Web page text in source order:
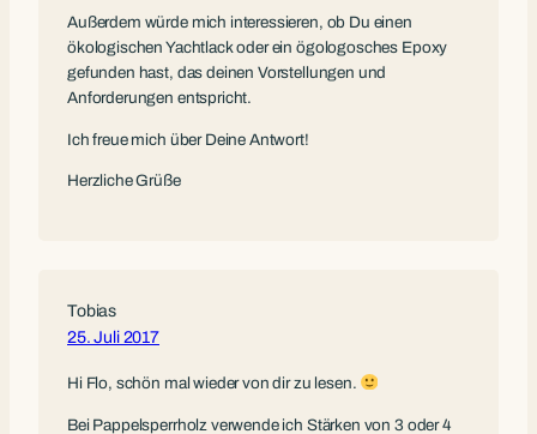
Außerdem würde mich interessieren, ob Du einen
ökologischen Yachtlack oder ein ögologosches Epoxy
gefunden hast, das deinen Vorstellungen und
Anforderungen entspricht.
Ich freue mich über Deine Antwort!
Herzliche Grüße
Tobias
25. Juli 2017
Hi Flo, schön mal wieder von dir zu lesen.
Bei Pappelsperrholz verwende ich Stärken von 3 oder 4